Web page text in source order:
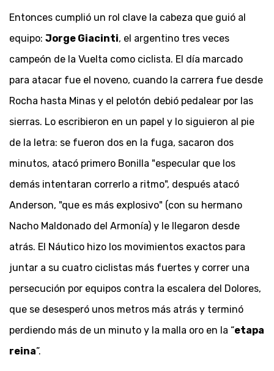
Entonces cumplió un rol clave la cabeza que guió al
equipo: Jorge Giacinti, el argentino tres veces
campeón de la Vuelta como ciclista. El día marcado
para atacar fue el noveno, cuando la carrera fue desde
Rocha hasta Minas y el pelotón debió pedalear por las
sierras. Lo escribieron en un papel y lo siguieron al pie
de la letra: se fueron dos en la fuga, sacaron dos
minutos, atacó primero Bonilla "especular que los
demás intentaran correrlo a ritmo", después atacó
Anderson, "que es más explosivo" (con su hermano
Nacho Maldonado del Armonía) y le llegaron desde
atrás. El Náutico hizo los movimientos exactos para
juntar a su cuatro ciclistas más fuertes y correr una
persecución por equipos contra la escalera del Dolores,
que se desesperó unos metros más atrás y terminó
perdiendo más de un minuto y la malla oro en la “etapa
reina”.